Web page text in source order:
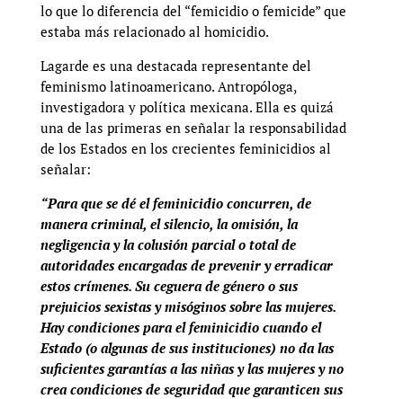
lo que lo diferencia del “femicidio o femicide” que
estaba más relacionado al homicidio.
Lagarde es una destacada representante del
feminismo latinoamericano. Antropóloga,
investigadora y política mexicana. Ella es quizá
una de las primeras en señalar la responsabilidad
de los Estados en los crecientes feminicidios al
señalar:
“Para que se dé el feminicidio concurren, de
manera criminal, el silencio, la omisión, la
negligencia y la colusión parcial o total de
autoridades encargadas de prevenir y erradicar
estos crímenes. Su ceguera de género o sus
prejuicios sexistas y misóginos sobre las mujeres.
Hay condiciones para el feminicidio cuando el
Estado (o algunas de sus instituciones) no da las
suficientes garantías a las niñas y las mujeres y no
crea condiciones de seguridad que garanticen sus